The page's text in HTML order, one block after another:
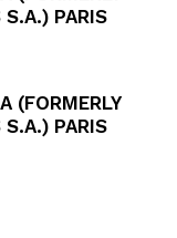
S.A.) PARIS
(FORMERLY
S.A.) PARIS